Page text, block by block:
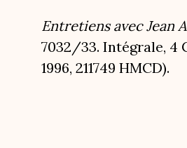
Entretiens avec Jean
7032/33. Intégrale, 4
1996, 211749 HMCD).